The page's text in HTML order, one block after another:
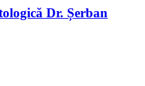
Dr. Șerban